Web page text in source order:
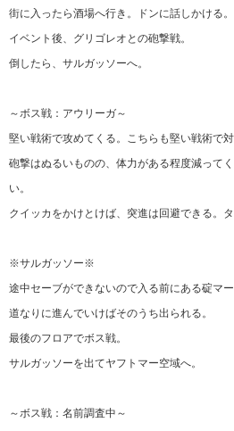
街に入ったら酒場へ行き。ドンに話しかける。
イベント後、グリゴレオとの砲撃戦。
倒したら、サルガッソーへ。
～ボス戦：アウリーガ～
堅い戦術で攻めてくる。こちらも堅い戦術で対
砲撃はぬるいものの、体力がある程度減って
い。
クイッカをかけとけば、突進は回避できる。
※サルガッソー※
途中セーブができないので入る前にある碇マ
道なりに進んでいけばそのうち出られる。
最後のフロアでボス戦。
サルガッソーを出てヤフトマー空域へ。
～ボス戦：名前調査中～